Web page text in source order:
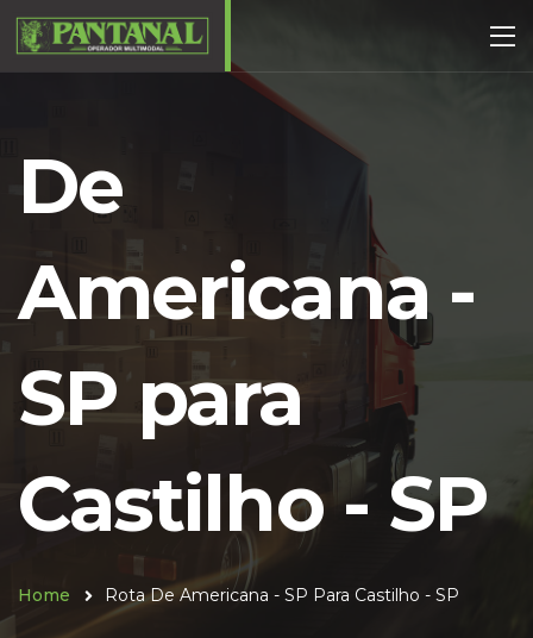
De
Americana -
SP para
Castilho - SP
Home Rota De Americana - SP Para Castilho - SP